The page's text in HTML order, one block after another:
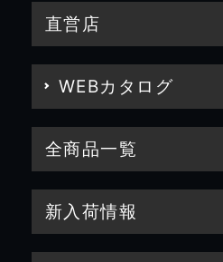
直営店
WEBカタログ
全商品一覧
新入荷情報